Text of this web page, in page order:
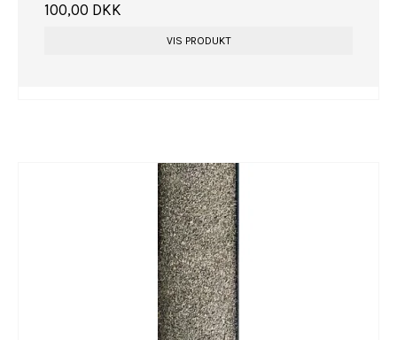
100,00 DKK
VIS PRODUKT